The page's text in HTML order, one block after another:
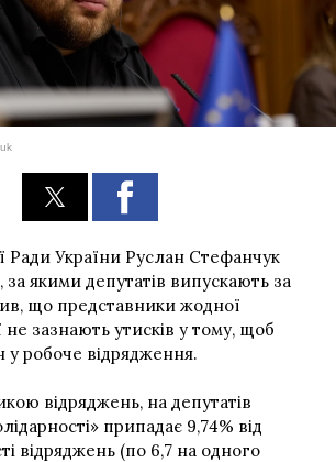
Ради України Руслан Стефанчук
за якими депутатів випускають за
що представники жодної
не зазнають утисків у тому, щоб
у робоче відрядження.
відряджень, на депутатів
припадає 9,74% від
відряджень (по 6,7 на одного